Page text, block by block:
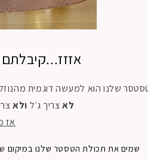
שלנו הוא למעשה דוגמית
לאצריך ג׳ל ולא
אז
שמים את תכולת הטסטר שלנו במיקום